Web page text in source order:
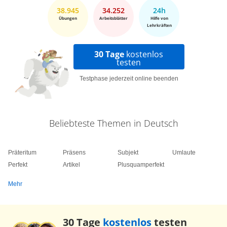
38.945
Übungen
34.252
Arbeitsblätter
24h
Hilfe von
Lehrkräften
30 Tage kostenlos
testen
Testphase jederzeit online beenden
Beliebteste Themen in Deutsch
Präteritum
Perfekt
Präsens
Artikel
Subjekt
Plusquamperfekt
Umlaute
Mehr
30 Tage kostenlostesten